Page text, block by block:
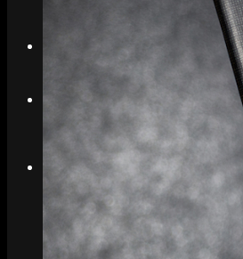
Search
Menu Menu
Link to Instagram